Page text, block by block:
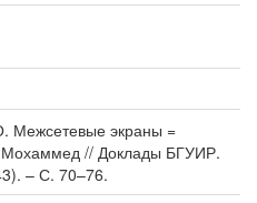
экраны =
// Доклады БГУИР.
– С. 70–76.